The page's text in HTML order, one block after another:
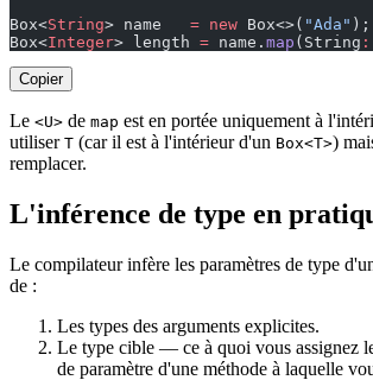
Box<String> name = new Box<>( "Ada" );
Box<Integer> length = name. map (String
Copier
Le <U> de map est en portée uniquement à
utiliser T (car il est à l'intérieur d'un Box<T>)
remplacer.
L'inférence de type en
Le compilateur infère les paramètres de type
de :
Les types des arguments explicites.
Le type cible — ce à quoi vous assignez
de paramètre d'une méthode à laquelle